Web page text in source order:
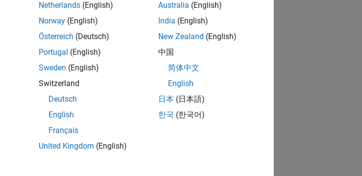
Netherlands (English)
Norway (English)
Österreich (Deutsch)
Portugal (English)
Sweden (English)
Switzerland
Deutsch
English
Français
United Kingdom (English)
Australia (English)
India (English)
New Zealand (English)
中国
简体中文
English
日本 (日本語)
한국 (한국어)